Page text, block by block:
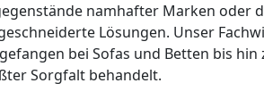
namhafter Marken oder
Lösungen. Unser
bei Sofas und Betten bis hin
Sorgfalt behandelt.